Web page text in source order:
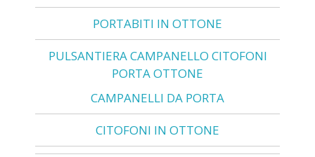
PORTABITI IN OTTONE
PULSANTIERA CAMPANELLO CITOFONI
PORTA OTTONE
CAMPANELLI DA PORTA
CITOFONI IN OTTONE